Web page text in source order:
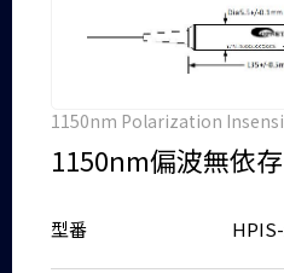
1150nm Polarization
1150nm偏波無依
型番